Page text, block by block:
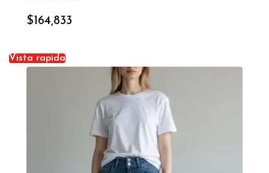
$ 164,833
Vista rapida